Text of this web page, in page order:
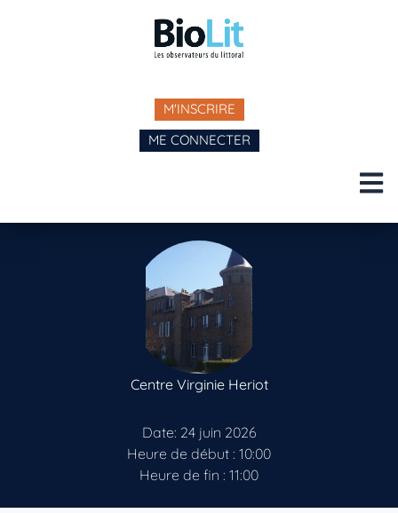
M'INSCRIRE
ME CONNECTER
Centre Virginie Heriot
Date: 24 juin 2026
Heure de début : 10:00
Heure de fin : 11:00